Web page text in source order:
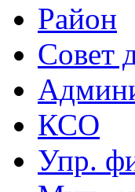
Район
Совет
КСО
Упр.